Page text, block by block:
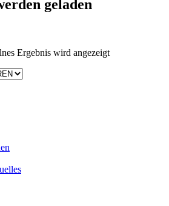
geladen
Ergebnis wird angezeigt